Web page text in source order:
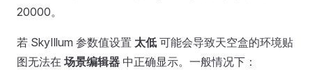
20000。
若 SkyIllum 参数值设置 太低 可能会导致天空盒的环境贴
图无法在 场景编辑器 中正确显示。一般情况下：